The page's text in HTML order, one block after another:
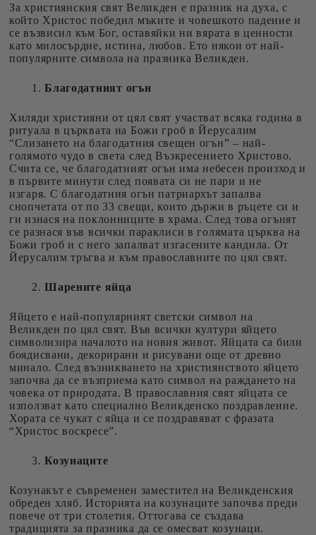
За християнския свят Великден е празник на духа, с
който Христос победил мъките и човешкото падение и
се възвисил към Бог, оставяйки ни вярата в ценности
като милосърдие, истина, любов. Ето някои от най-
популярните символа на празника Великден.
Благодатният огън
Хиляди християни от цял свят участват всяка година в
ритуала в църквата на Божи гроб в Йерусалим
“Слизането на благодатния свещен огън” – най-
голямото чудо в света след Възкресението Христово.
Счита се, че благодатният огън има небесен произход и
в първите минути след появата си не пари и не
изгаря. С благодатния огън патриархът запалва
снопчетата от по 33 свещи, които държи в ръцете си и
ги изнася на поклонниците в храма. След това огънят
се разнася във всички параклиси в голямата църква на
Божи гроб и с него запалват изгасените кандила. От
Йерусалим тръгва и към православните по цял свят.
Шарените яйца
Яйцето е най-популярният светски символ на
Великден по цял свят. Във всички култури яйцето
символизира началото на новия живот. Яйцата са били
боядисвани, декорирани и рисувани още от древно
минало. След възникването на християнството яйцето
започва да се възприема като символ на раждането на
човека от природата. В православния свят яйцата се
използват като специално Великденско поздравление.
Хората се чукат с яйца и се поздравяват с фразата
“Христос воскресе”.
Козунаците
Козунакът е съвременен заместител на Великденския
обреден хляб. Историята на козунаците започва преди
повече от три столетия. Оттогава се създава
традицията за празника да се омесват козунаци.